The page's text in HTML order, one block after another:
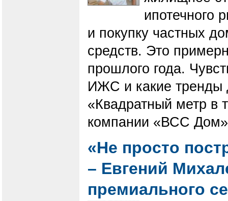
ипотечного
и покупку частных
средств. Это
прошлого года.
ИЖС и какие тренды
«Квадратный метр в
компании «ВСС
«Не просто
– Евгений
премиального